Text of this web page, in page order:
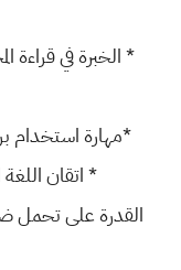
* الخبرة في
*مهارة استخدام
* اتقان
القدرة على تحمل